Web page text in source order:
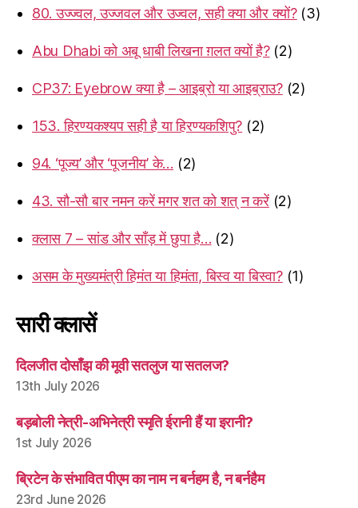
80. उज्ज्वल, उज्जवल और उज्वल, सही क्या और क्यों? (3)
Abu Dhabi को अबू धाबी लिखना ग़लत क्यों है? (2)
CP37: Eyebrow क्या है – आइब्रो या आइब्राउ? (2)
153. हिरण्यकश्यप सही है या हिरण्यकशिपु? (2)
94. ‘पूज्य’ और ‘पूजनीय’ के… (2)
43. सौ-सौ बार नमन करें मगर शत को शत् न करें (2)
क्लास 7 – सांड और साँड़ में छुपा है… (2)
असम के मुख्यमंत्री हिमंत या हिमंता, बिस्व या बिस्वा? (1)
सारी क्लासें
दिलजीत दोसाँझ की मूवी सतलुज या सतलज?
13th July 2026
बड़बोली नेत्री-अभिनेत्री स्मृति ईरानी हैं या इरानी?
1st July 2026
ब्रिटेन के संभावित पीएम का नाम न बर्नहम है, न बर्नहैम
23rd June 2026